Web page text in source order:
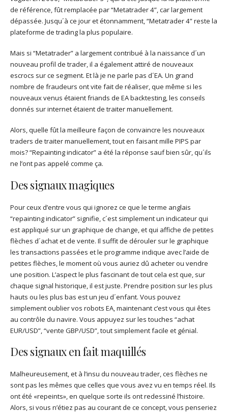
de référence, fût remplacée par “Metatrader 4”, car largement
dépassée. Jusqu´à ce jour et étonnamment, “Metatrader 4” reste la
plateforme de trading la plus populaire.
Mais si “Metatrader” a largement contribué à la naissance d´un
nouveau profil de trader, il a également attiré de nouveaux
escrocs sur ce segment. Et là je ne parle pas d´EA. Un grand
nombre de fraudeurs ont vite fait de réaliser, que même si les
nouveaux venus étaient friands de EA backtesting, les conseils
donnés sur internet étaient de traiter manuellement.
Alors, quelle fût la meilleure façon de convaincre les nouveaux
traders de traiter manuellement, tout en faisant mille PIPS par
mois? “Repainting indicator” a été la réponse sauf bien sûr, qu´ils
ne l’ont pas appelé comme ça.
Des signaux magiques
Pour ceux d’entre vous qui ignorez ce que le terme anglais
“repainting indicator” signifie, c´est simplement un indicateur qui
est appliqué sur un graphique de change, et qui affiche de petites
flèches d´achat et de vente. Il suffit de dérouler sur le graphique
les transactions passées et le programme indique avec l’aide de
petites flèches, le moment où vous auriez dû acheter ou vendre
une position. L’aspect le plus fascinant de tout cela est que, sur
chaque signal historique, il est juste. Prendre position sur les plus
hauts ou les plus bas est un jeu d´enfant. Vous pouvez
simplement oublier vos robots EA, maintenant c’est vous qui êtes
au contrôle du navire. Vous appuyez sur les touches “achat
EUR/USD”, “vente GBP/USD”, tout simplement facile et génial.
Des signaux en fait maquillés
Malheureusement, et à l’insu du nouveau trader, ces flèches ne
sont pas les mêmes que celles que vous avez vu en temps réel. Ils
ont été «repeints», en quelque sorte ils ont redessiné l’histoire.
Alors, si vous n’étiez pas au courant de ce concept, vous penseriez